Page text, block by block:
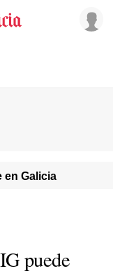
en Galicia
puede